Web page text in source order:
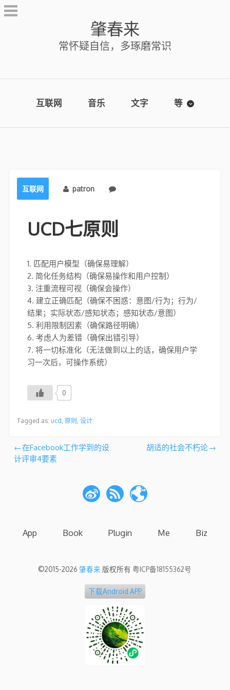
Skip
to
肇春来
常怀疑自信，多琢磨常识
互联网 音乐 文字 等
互联网 patron
UCD七原则
1. 匹配用户模型（确保易理解）
2. 简化任务结构（确保易操作和用户控制）
3. 注重流程可视（确保会操作）
4. 建立正确匹配（确保不困惑：意图/行为；行为/
结果；实际状态/感知状态；感知状态/意图）
5. 利用限制因素（确保路径明确）
6. 考虑人为差错（确保出错引导）
7. 将一切标准化（无法做到以上的话，确保用户学
习一次后，可操作系统）
0
Tagged as: ucd , 原则 , 设计
文
章
在Facebook工作学到的设
计评审4要素
胡适的社会不朽论
App Book Plugin Me Biz
©2015-2026肇春来 版权所有粤ICP备18155362号
下载Android APP